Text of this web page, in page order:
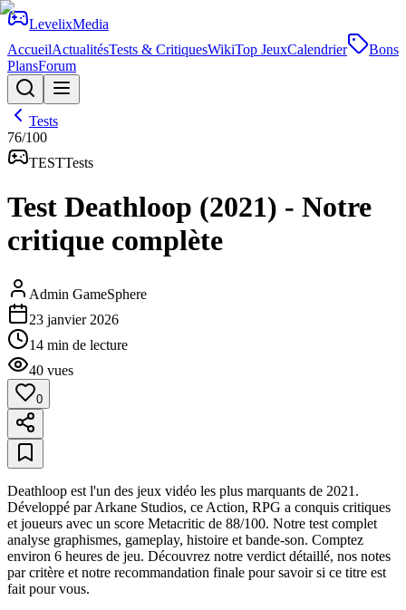
LevelixMedia
AccueilActualitésTests & CritiquesWikiTop JeuxCalendrier
Bons
PlansForum
Tests
76/100
TESTTests
Test Deathloop (2021) - Notre
critique complète
Admin GameSphere
23 janvier 2026
14 min de lecture
40 vues
0
Deathloop est l'un des jeux vidéo les plus marquants de 2021.
Développé par Arkane Studios, ce Action, RPG a conquis critiques
et joueurs avec un score Metacritic de 88/100. Notre test complet
analyse graphismes, gameplay, histoire et bande-son. Comptez
environ 6 heures de jeu. Découvrez notre verdict détaillé, nos notes
par critère et notre recommandation finale pour savoir si ce titre est
fait pour vous.